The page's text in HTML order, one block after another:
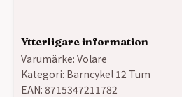
Ytterligare information
Varumärke: Volare
Kategori: Barncykel 12 Tum
EAN: 8715347211782